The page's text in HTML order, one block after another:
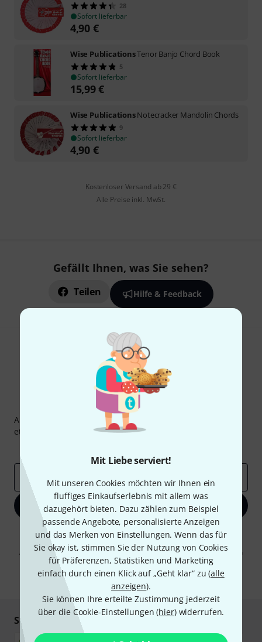
Mit Liebe serviert!
Mit unseren Cookies möchten wir Ihnen ein
fluffiges Einkaufserlebnis mit allem was
dazugehört bieten. Dazu zählen zum Beispiel
passende Angebote, personalisierte Anzeigen
und das Merken von Einstellungen. Wenn das für
Sie okay ist, stimmen Sie der Nutzung von Cookies
für Präferenzen, Statistiken und Marketing
einfach durch einen Klick auf „Geht klar“ zu (alle
anzeigen).
Sie können Ihre erteilte Zustimmung jederzeit
über die Cookie-Einstellungen (hier) widerrufen.
28
Sofort lieferbar
4,90 €
Wise PublicationsTenor Banjo Chord Book
5
Sofort lieferbar
15,99€
Wise PublicationsNotecracker Mandolin Chords
9
Sofort lieferbar
4,90 €
Kostenloser Versand ab 29 €
Alle Preise inkl. MwSt.
Gefällt Ihnen, was Sie sehen?
Teilen Hilfe & Feedback
Thomann Newsletter
Abonniere den Thomann Newsletter und gewinne mit
etwas Glück einen von50 Gutscheinen
E-Mail-Adresse
Jetzt anmelden
Mit Klick auf „Jetzt anmelden“ stimmen Sie dem Erhalt von E-Mail-
Werbung und einer Messung des E-Mail-Nutzungsverhaltens zu. Die
Abmeldung ist jederzeit möglich. Weitere Informationen finden Sie in
unserenDatenschutzhinweisen.
Sicher einkaufen & bezahlen